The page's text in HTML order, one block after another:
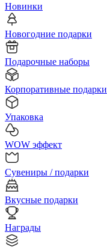
Новинки
Новогодние подарки
Подарочные наборы
Корпоративные подарки
Упаковка
WOW эффект
Сувениры / подарки
Вкусные подарки
Награды